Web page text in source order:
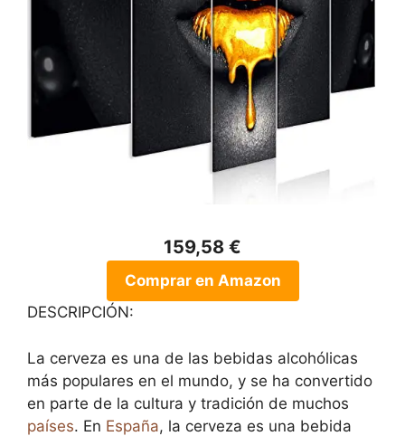
159,58 €
Comprar en Amazon
DESCRIPCIÓN:
La cerveza es una de las bebidas alcohólicas
más populares en el mundo, y se ha convertido
en parte de la cultura y tradición de muchos
países. En España, la cerveza es una bebida